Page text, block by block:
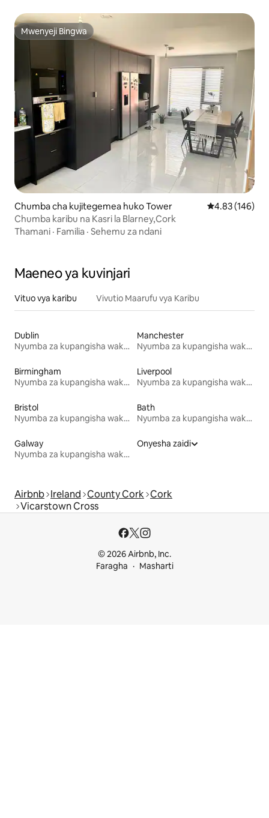
Mwenyeji Bingwa
Mwenyeji Bingwa
Chumba cha kujitegemea huko Tower Ukadiriaji wa
4.83 (146)
Chumba karibu na Kasri la Blarney,Cork
Thamani · Familia · Sehemu za ndani
Maeneo ya kuvinjari
Vituo vya karibu Vivutio Maarufu vya Karibu
Dublin
Nyumba za kupangisha wakati wa likizo
Manchester
Nyumba za kupangisha wakati wa likizo
Birmingham
Nyumba za kupangisha wakati wa likizo
Liverpool
Nyumba za kupangisha wakati wa likizo
Bristol
Nyumba za kupangisha wakati wa likizo
Bath
Nyumba za kupangisha wakati wa likizo
Galway
Nyumba za kupangisha wakati wa likizo
Onyesha zaidi
Airbnb Ireland County Cork Cork
Vicarstown Cross
© 2026 Airbnb, Inc.
Faragha
Masharti